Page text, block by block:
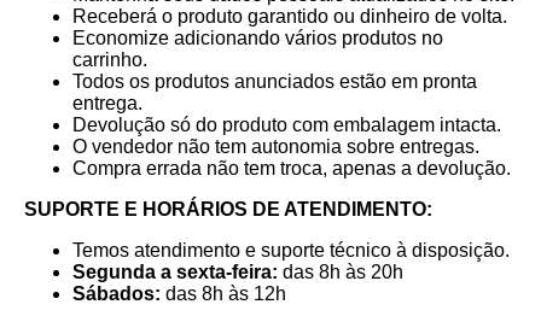
Receberá o produto garantido ou dinheiro de volta.
Economize adicionando vários produtos no
carrinho.
Todos os produtos anunciados estão em pronta
entrega.
Devolução só do produto com embalagem intacta.
O vendedor não tem autonomia sobre entregas.
Compra errada não tem troca, apenas a devolução.
SUPORTE E HORÁRIOS DE ATENDIMENTO:
Temos atendimento e suporte técnico à disposição.
Segunda a sexta-feira: das 8h às 20h
Sábados: das 8h às 12h